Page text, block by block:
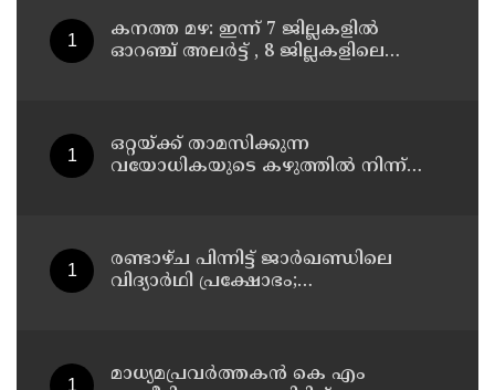
കനത്ത മഴ: ഇന്ന് 7 ജില്ലകളില്‍
ഓറഞ്ച് അലര്‍ട്ട് , 8 ജില്ലകളിലെ
ഒറ്റയ്ക്ക് താമസിക്കുന്ന
വയോധികയുടെ കഴുത്തില്‍ നിന്ന്
രണ്ടാഴ്ച പിന്നിട്ട് ജാര്‍ഖണ്ഡിലെ
വിദ്യാര്‍ഥി പ്രക്ഷോഭം;
മാധ്യമപ്രവര്‍ത്തകന്‍ കെ എം